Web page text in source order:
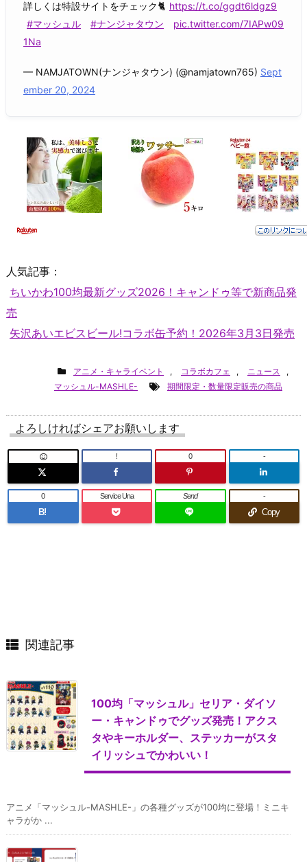
詳しくは特設サイトをチェック🐈 https://t.co/ggdt6ldgz9
#マッシュル
#ナンジャタウン
pic.twitter.com/7IAPw09
1Na
— NAMJATOWN(ナンジャタウン) (@namjatown765) Sept
ember 20, 2024
人気記事：
ちいかわ100均最新グッズ2026！キャンドゥ等で新商品発
売
矢沢あいエビスビール!コラボ缶予約！2026年3月3日発売
アニメ・キャライベント , コラボカフェ , ニュース
,
マッシュル-MASHLE-
期間限定・数量限定販売の商品
よろしければシェアお願いします
! 0 -
B!
0 Service Una Send
Copy
-
関連記事
100均「マッシュル」セリア・ダイソ
ー・キャンドゥでグッズ発売！アクス
タやキーホルダー、ステッカーがスタ
イリッシュでかわいい！
アニメ「マッシュル-MASHLE-」の各種グッズが100均に登場！ミニキ
ャラがか ...